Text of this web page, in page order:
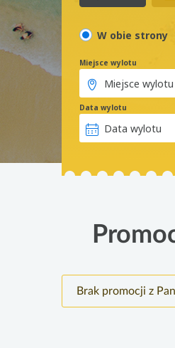
W obie strony
Miejsce wylotu
Data wylotu
Brak promocji z